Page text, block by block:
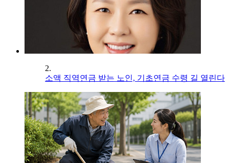
2.
소액 직역연금 받는 노인, 기초연금 수령 길 열린다